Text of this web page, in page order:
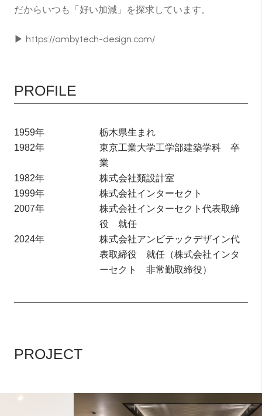
だからいつも「好い加減」を探求しています。
▶ https://ambytech-design.com/
PROFILE
1959年
栃木県生まれ
1982年
東京工業大学工学部建築学科 卒
業
1982年
株式会社類設計室
1999年
株式会社インターセクト
2007年
株式会社インターセクト代表取締
役 就任
2024年
株式会社アンビテックデザイン代
表取締役 就任（株式会社インタ
ーセクト 非常勤取締役）
PROJECT